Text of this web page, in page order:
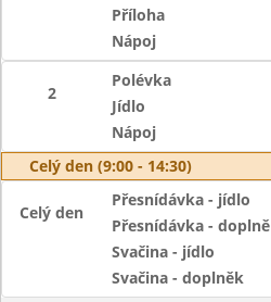
Příloha
Nápoj
2
Polévka
Jídlo
Nápoj
Celý den (9:00 - 14:30)
Celý den
Přesnídávka - jídlo
Přesnídávka - doplně
Svačina - jídlo
Svačina - doplněk